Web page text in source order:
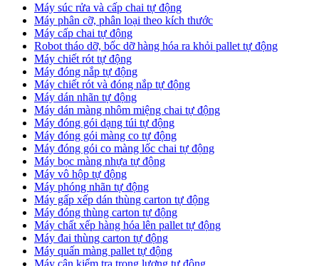
Máy súc rửa và cấp chai tự động
Máy phân cỡ, phân loại theo kích thước
Máy cấp chai tự động
Robot tháo dỡ, bốc dỡ hàng hóa ra khỏi pallet tự động
Máy chiết rót tự động
Máy đóng nắp tự động
Máy chiết rót và đóng nắp tự động
Máy dán nhãn tự động
Máy dán màng nhôm miệng chai tự động
Máy đóng gói dạng túi tự động
Máy đóng gói màng co tự động
Máy đóng gói co màng lốc chai tự động
Máy bọc màng nhựa tự động
Máy vô hộp tự động
Máy phóng nhãn tự động
Máy gấp xếp dán thùng carton tự động
Máy đóng thùng carton tự động
Máy chất xếp hàng hóa lên pallet tự động
Máy đai thùng carton tự động
Máy quấn màng pallet tự động
Máy cân kiểm tra trọng lượng tự động